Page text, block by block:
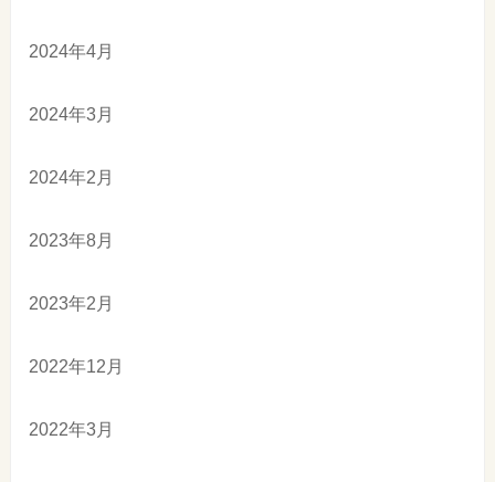
2024年4月
2024年3月
2024年2月
2023年8月
2023年2月
2022年12月
2022年3月